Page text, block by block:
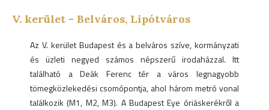
V. kerület - Belváros, Lipótváros
Az V. kerület Budapest és a belváros szíve, kormányzati
és üzleti negyed számos népszerű irodaházzal. Itt
található a Deák Ferenc tér a város legnagyobb
tömegközlekedési csomópontja, ahol három metró vonal
találkozik (M1, M2, M3). A Budapest Eye óriáskerékről a